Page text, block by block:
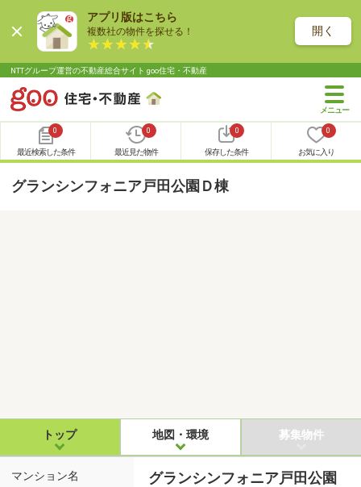
アプリ版はこちら
複数社の物件を探せる！ 開く
NTTグループ運営の不動産総合サイト goo住宅・不動産
0
最近検索した条件
0
最近見た物件
0
保存した条件
0
お気に入り
グランシンフォニア戸田公園Ｄ棟
トップ 地図・環境 募集物件
マンション名
グランシンフォニア戸田公園